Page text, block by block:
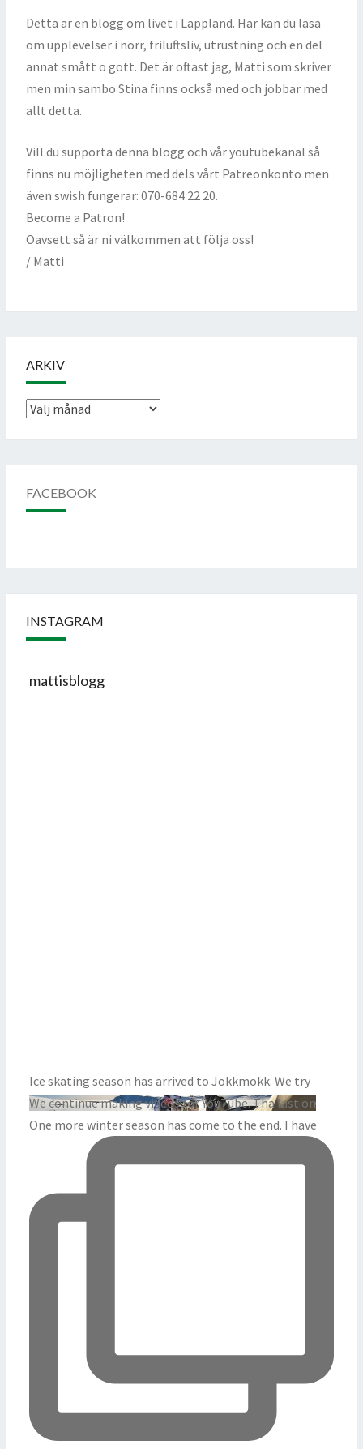
Detta är en blogg om livet i Lappland. Här kan du läsa
om upplevelser i norr, friluftsliv, utrustning och en del
annat smått o gott. Det är oftast jag, Matti som skriver
men min sambo Stina finns också med och jobbar med
allt detta.
Vill du supporta denna blogg och vår youtubekanal så
finns nu möjligheten med dels vårt Patreonkonto men
även swish fungerar: 070-684 22 20.
Become a Patron!
Oavsett så är ni välkommen att följa oss!
/ Matti
ARKIV
Arkiv
FACEBOOK
INSTAGRAM
mattisblogg
Ice skating season has arrived to Jokkmokk. We try
We continue making videos for YouTube. Tha last on
One more winter season has come to the end. I have